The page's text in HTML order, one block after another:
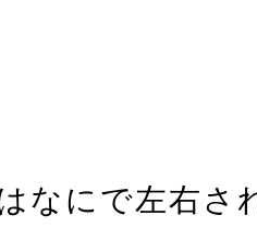
なにで左右さ